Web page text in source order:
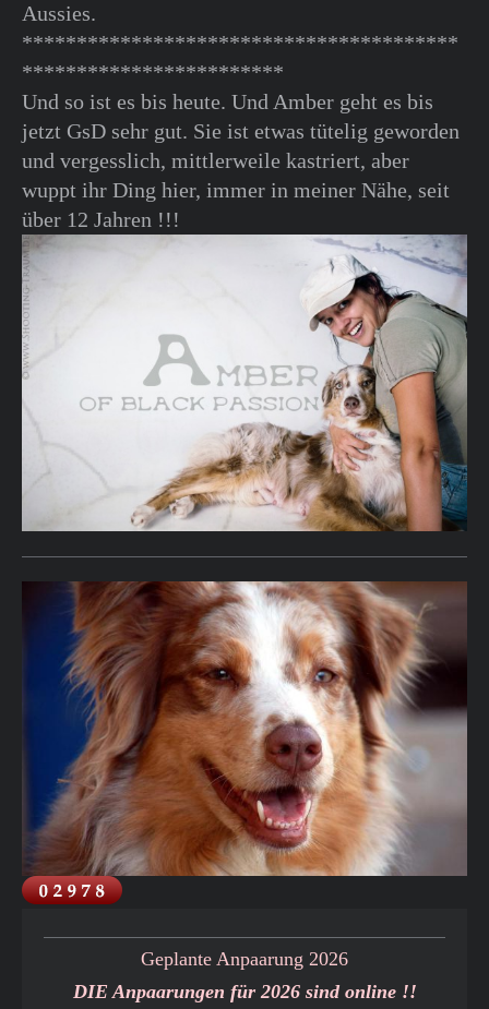
Aussies.
****************************************
************************
Und so ist es bis heute. Und Amber geht es bis
jetzt GsD sehr gut. Sie ist etwas tütelig geworden
und vergesslich, mittlerweile kastriert, aber
wuppt ihr Ding hier, immer in meiner Nähe, seit
über 12 Jahren !!!
Geplante Anpaarung 2026
DIE Anpaarungen für 2026 sind online !!